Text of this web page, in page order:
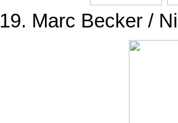
19. Marc Becker /